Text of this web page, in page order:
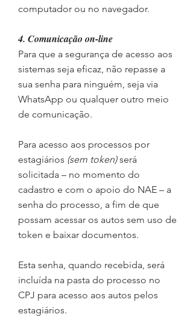
computador ou no navegador.
4. Comunicação on-line
Para que a segurança de acesso aos
sistemas seja eficaz, não repasse a
sua senha para ninguém, seja via
WhatsApp ou qualquer outro meio
de comunicação.
Para acesso aos processos por
estagiários (sem token)será
solicitada – no momento do
cadastro e com o apoio do NAE – a
senha do processo, a fim de que
possam acessar os autos sem uso de
token e baixar documentos.
Esta senha, quando recebida, será
incluída na pasta do processo no
CPJ para acesso aos autos pelos
estagiários.